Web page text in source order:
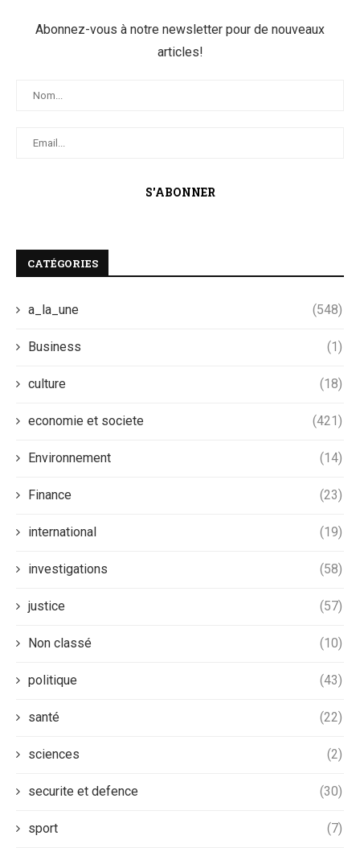
Abonnez-vous à notre newsletter pour de nouveaux
articles!
CATÉGORIES
a_la_une (548)
Business (1)
culture (18)
economie et societe (421)
Environnement (14)
Finance (23)
international (19)
investigations (58)
justice (57)
Non classé (10)
politique (43)
santé (22)
sciences (2)
securite et defence (30)
sport (7)